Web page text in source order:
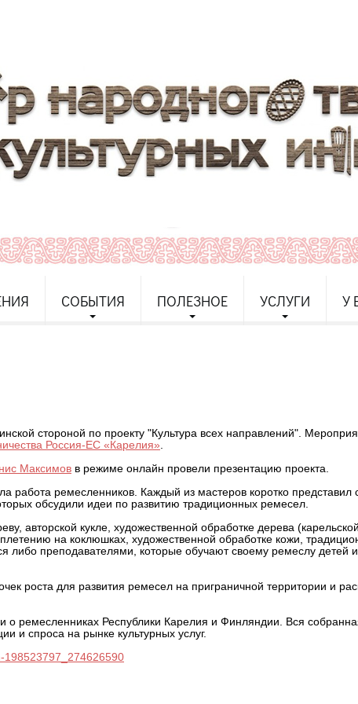
СОБЫТИЯ ПОЛЕЗНОЕ УСЛУГИ У
стороной по проекту "Культура всех направлений".
Россия-ЕС «Карелия»
Максимов в режиме онлайн провели презентацию проекта.
работа ремесленников. Каждый из мастеров коротко представил
обсудили идеи по развитию традиционных ремесел.
авторской кукле, художественной обработке дерева
на коклюшках, художественной обработке кожи,
либо преподавателями, которые обучают своему ремеслу детей
роста для развития ремесел на приграничной территории и
ремесленниках Республики Карелия и Финляндии. Вся
и спроса на рынке культурных услуг.
198523797_274626590